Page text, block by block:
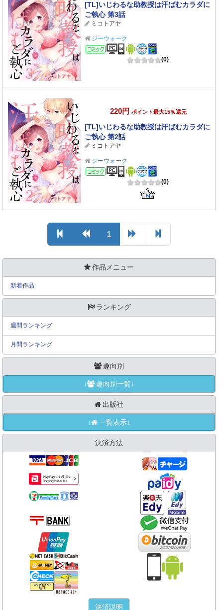
[TL]いじわるな助教授は汗ばむカラダに
ご執心 第3話
ミコトアヤ
ジーウォーク
コミック
(0)
220円 ポイント最大15％還元
[TL]いじわるな助教授は汗ばむカラダに
ご執心 第2話
ミコトアヤ
ジーウォーク
コミック
(0)
1
作品メニュー
新着作品
ランキング
週間ランキング
月間ランキング
趣向別
↓ 趣向別一覧↓
出版社
↓ 一覧表示↓
決済方法
決済説明